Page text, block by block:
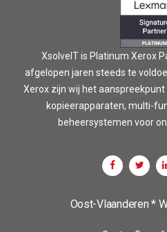
XsolveIT is Platinum Xerox
afgelopen jaren steeds te
Xerox zijn wij het
kopieerapparaten, multi-
beheersystemen voor
Oost-Vlaanderen *